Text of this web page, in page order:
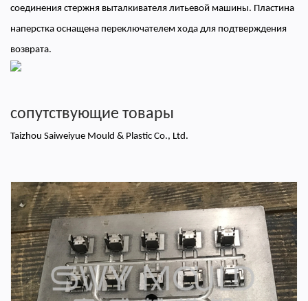
соединения стержня выталкивателя литьевой машины. Пластина
наперстка оснащена переключателем хода для подтверждения
возврата.
сопутствующие товары
Taizhou Saiweiyue Mould & Plastic Co., Ltd.